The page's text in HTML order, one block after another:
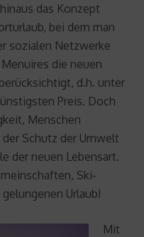
das Konzept
bei dem man
sozialen Netzwerke
die neuen
d.h. unter
Preis. Doch
Menschen
Schutz der Umwelt
der neuen Lebensart.
Ski-
Urlaub!
Mit